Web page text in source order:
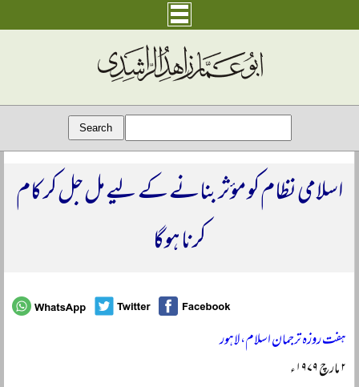
اسلامی نظام کو مؤثر بنانے کے لیے مل جل کر کام
کرنا ہوگا
ہفت روزہ ترجمان اسلام، لاہور
۲ مارچ ۱۹۷۹ء